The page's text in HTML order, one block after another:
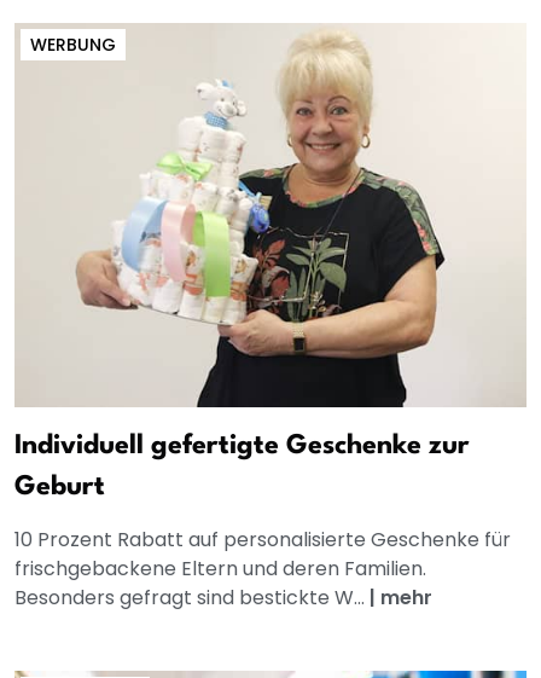
WERBUNG
Individuell gefertigte Geschenke zur
Geburt
10 Prozent Rabatt auf personalisierte Geschenke für
frischgebackene Eltern und deren Familien.
Besonders gefragt sind bestickte W... | mehr